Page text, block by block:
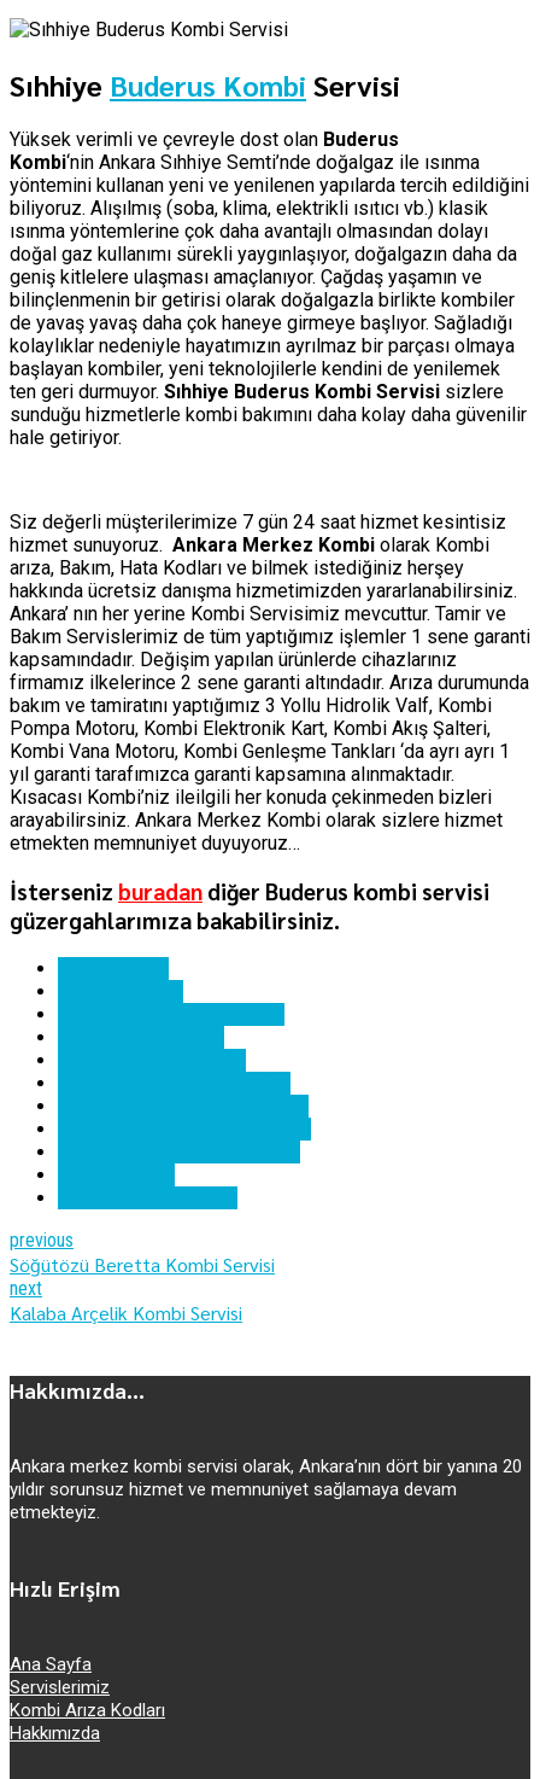
Sıhhiye Buderus Kombi Servisi
Yüksek verimli ve çevreyle dost olan Buderus
Kombi‘nin Ankara Sıhhiye Semti’nde doğalgaz ile ısınma
yöntemini kullanan yeni ve yenilenen yapılarda tercih edildiğini
biliyoruz. Alışılmış (soba, klima, elektrikli ısıtıcı vb.) klasik
ısınma yöntemlerine çok daha avantajlı olmasından dolayı
doğal gaz kullanımı sürekli yaygınlaşıyor, doğalgazın daha da
geniş kitlelere ulaşması amaçlanıyor. Çağdaş yaşamın ve
bilinçlenmenin bir getirisi olarak doğalgazla birlikte kombiler
de yavaş yavaş daha çok haneye girmeye başlıyor. Sağladığı
kolaylıklar nedeniyle hayatımızın ayrılmaz bir parçası olmaya
başlayan kombiler, yeni teknolojilerle kendini de yenilemek
ten geri durmuyor. Sıhhiye Buderus Kombi Servisi sizlere
sunduğu hizmetlerle kombi bakımını daha kolay daha güvenilir
hale getiriyor.
Siz değerli müşterilerimize 7 gün 24 saat hizmet kesintisiz
hizmet sunuyoruz. Ankara Merkez Kombi olarak Kombi
arıza, Bakım, Hata Kodları ve bilmek istediğiniz herşey
hakkında ücretsiz danışma hizmetimizden yararlanabilirsiniz.
Ankara’ nın her yerine Kombi Servisimiz mevcuttur. Tamir ve
Bakım Servislerimiz de tüm yaptığımız işlemler 1 sene garanti
kapsamındadır. Değişim yapılan ürünlerde cihazlarınız
firmamız ilkelerince 2 sene garanti altındadır. Arıza durumunda
bakım ve tamiratını yaptığımız 3 Yollu Hidrolik Valf, Kombi
Pompa Motoru, Kombi Elektronik Kart, Kombi Akış Şalteri,
Kombi Vana Motoru, Kombi Genleşme Tankları ‘da ayrı ayrı 1
yıl garanti tarafımızca garanti kapsamına alınmaktadır.
Kısacası Kombi’niz ileilgili her konuda çekinmeden bizleri
arayabilirsiniz. Ankara Merkez Kombi olarak sizlere hizmet
etmekten memnuniyet duyuyoruz…
İsterseniz buradan diğer Buderus kombi servisi
güzergahlarımıza bakabilirsiniz.
previous
Söğütözü Beretta Kombi Servisi
next
Kalaba Arçelik Kombi Servisi
Hakkımızda...
Ankara merkez kombi servisi olarak, Ankara’nın dört bir yanına 20
yıldır sorunsuz hizmet ve memnuniyet sağlamaya devam
etmekteyiz.
Hızlı Erişim
Ana Sayfa
Servislerimiz
Kombi Arıza Kodları
Hakkımızda